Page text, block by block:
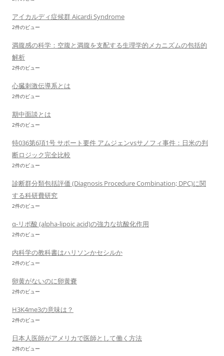
アイカルディ症候群 Aicardi Syndrome
2件のビュー
満腹感の科学：空腹と満腹を支配する生理学的メカニズムの包括的
解析
2件のビュー
心臓刺激伝導系とは
2件のビュー
期中面談とは
2件のビュー
特036第6項1号 サポート要件 アムジェンvsサノフィ事件：日米の判
断ロジック完全比較
2件のビュー
診断群分類包括評価 (Diagnosis Procedure Combination; DPC)に関
する科研費研究
2件のビュー
α-リポ酸 (alpha-lipoic acid)の強力な抗酸化作用
2件のビュー
内科学の教科書はハリソンかセシルか
2件のビュー
卵黄がないのに卵黄嚢
2件のビュー
H3K4me3の意味は？
2件のビュー
日本人医師がアメリカで医師として働く方法
2件のビュー